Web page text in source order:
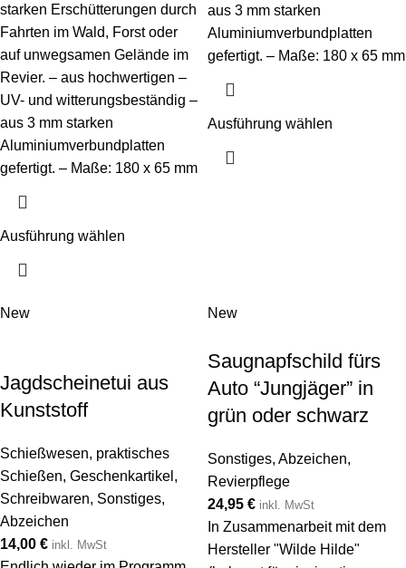
starken Erschütterungen durch
Fahrten im Wald, Forst oder
auf unwegsamen Gelände im
Revier. – aus hochwertigen –
UV- und witterungsbeständig –
aus 3 mm starken
Aluminiumverbundplatten
gefertigt. – Maße: 180 x 65 mm
Ausführung wählen
aus 3 mm starken
Aluminiumverbundplatten
gefertigt. – Maße: 180 x 65 mm
Ausführung wählen
New
Jagdscheinetui aus
Kunststoff
Schießwesen, praktisches
Schießen, Geschenkartikel ,
Schreibwaren, Sonstiges,
Abzeichen
14,00 € inkl. MwSt
New
Saugnapfschild fürs
Auto “Jungjäger” in
grün oder schwarz
Sonstiges, Abzeichen,
Revierpflege
24,95 € inkl. MwSt
In Zusammenarbeit mit dem
Hersteller "Wilde Hilde"